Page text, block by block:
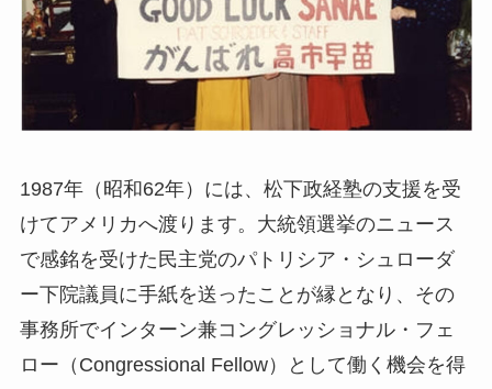
1987年（昭和62年）には、松下政経塾の支援を受
けてアメリカへ渡ります。大統領選挙のニュース
で感銘を受けた民主党のパトリシア・シュローダ
ー下院議員に手紙を送ったことが縁となり、その
事務所でインターン兼コングレッショナル・フェ
ロー（Congressional Fellow）として働く機会を得